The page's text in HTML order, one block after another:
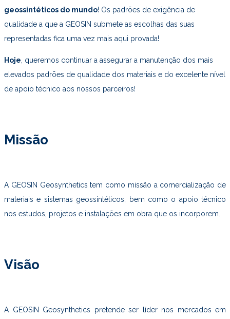
geossintéticos do mundo! Os padrões de exigência de
qualidade a que a GEOSIN submete as escolhas das suas
representadas fica uma vez mais aqui provada!
Hoje , queremos continuar a assegurar a manutenção dos mais
elevados padrões de qualidade dos materiais e do excelente nível
de apoio técnico aos nossos parceiros!
Missão
A GEOSIN Geosynthetics tem como missão a comercialização de
materiais e sistemas geossintéticos, bem como o apoio técnico
nos estudos, projetos e instalações em obra que os incorporem.
Visão
A GEOSIN Geosynthetics pretende ser líder nos mercados em